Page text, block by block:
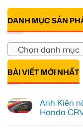
DANH MỤC SẢN
Chọn danh mục
BÀI VIẾT MỚI NHẤT
Anh Kiên
Honda